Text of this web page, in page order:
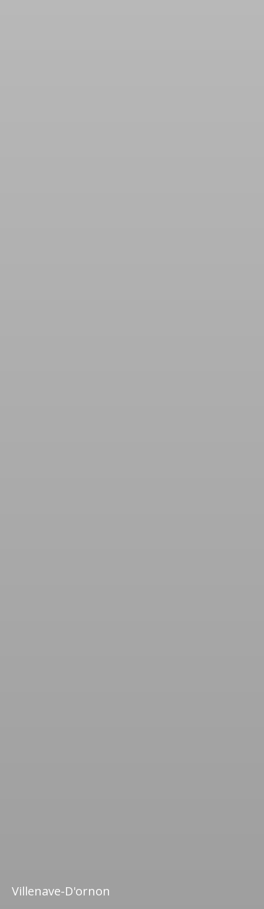
Villenave-D'ornon